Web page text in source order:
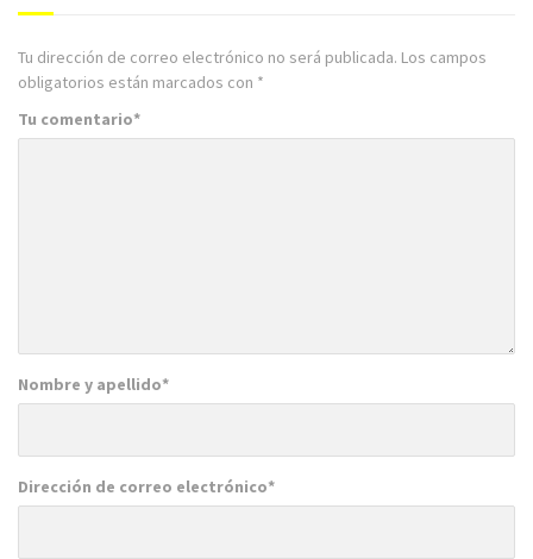
Tu dirección de correo electrónico no será publicada. Los campos
obligatorios están marcados con *
Tu comentario*
Nombre y apellido*
Dirección de correo electrónico*